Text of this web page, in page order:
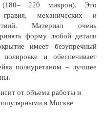
(180– 220 микрон). Это
механических и
Материал очень
форму любой детали
имеет безупречный
и обеспечивает
полиуретаном – лучшее
от объема работы и
в Москве